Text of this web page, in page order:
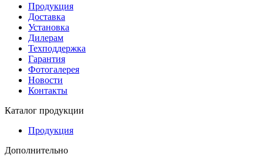
Продукция
Доставка
Установка
Дилерам
Техподдержка
Гарантия
Фотогалерея
Новости
Контакты
Каталог продукции
Продукция
Дополнительно